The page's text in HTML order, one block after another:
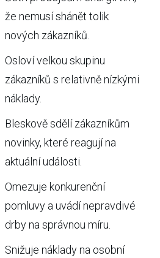
že nemusí shánět tolik
nových zákazníků.
Osloví velkou skupinu
zákazníků s relativně nízkými
náklady.
Bleskově sdělí zákazníkům
novinky, které reagují na
aktuální události.
Omezuje konkurenční
pomluvy a uvádí nepravdivé
drby na správnou míru.
Snižuje náklady na osobní